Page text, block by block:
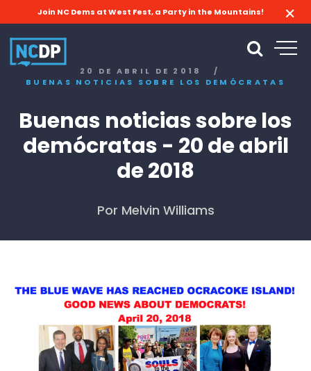
Join NC Dems at West Fest, a Party in the Mountains!
20 DE ABRIL DE 2018
/
BUENAS NOTICIAS SOBRE LOS DEMÓCRATAS
Buenas noticias sobre los
demócratas - 20 de abril
de 2018
Por Melvin Williams